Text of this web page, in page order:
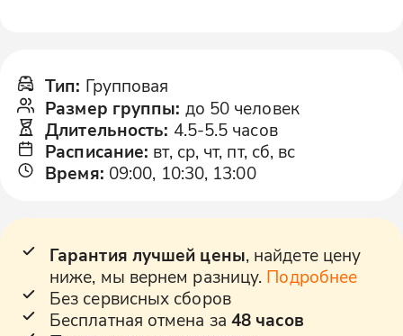
Тип: Групповая
Размер группы: до 50 человек
Длительность: 4.5-5.5 часов
Расписание: вт, ср, чт, пт, сб, вс
Время: 09:00, 10:30, 13:00
Гарантия лучшей цены, найдете цену
ниже, мы вернем разницу. Подробнее
Без сервисных сборов
Бесплатная отмена за 48 часов